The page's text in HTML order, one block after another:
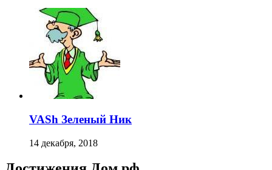
VASh Зеленый Ник
14 декабря, 2018